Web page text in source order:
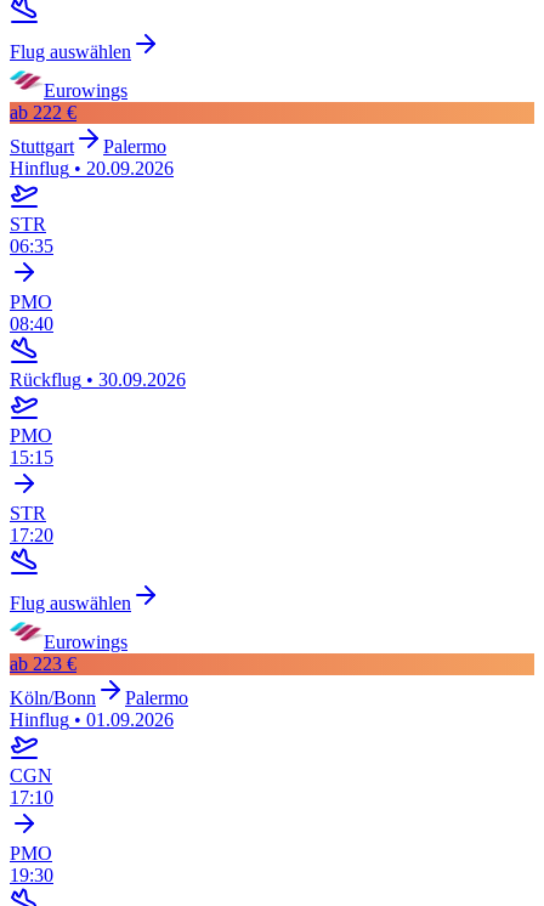
Flug auswählen
Eurowings
ab 222 €
Stuttgart
Palermo
Hinflug • 20.09.2026
STR
06:35
PMO
08:40
Rückflug • 30.09.2026
PMO
15:15
STR
17:20
Flug auswählen
Eurowings
ab 223 €
Köln/Bonn
Palermo
Hinflug • 01.09.2026
CGN
17:10
PMO
19:30